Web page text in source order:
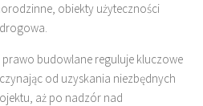
obiekty użyteczności
prawo budowlane reguluje kluczowe
od uzyskania niezbędnych
aż po nadzór nad